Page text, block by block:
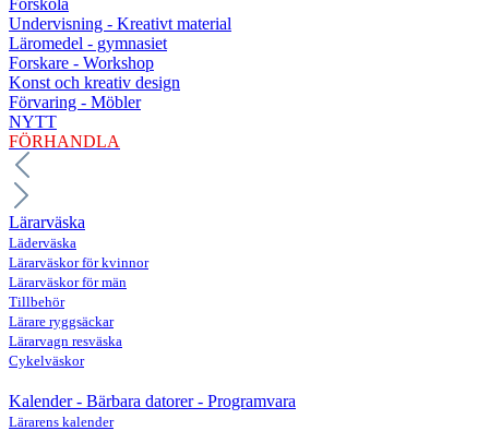
Undervisning - Kreativt material
Läromedel - gymnasiet
Forskare - Workshop
Konst och kreativ design
Förvaring - Möbler
NYTT
FÖRHANDLA
Lärarväska
Läderväska
Lärarväskor för kvinnor
Lärarväskor för män
Tillbehör
Lärare ryggsäckar
Lärarvagn resväska
Cykelväskor
Kalender - Bärbara datorer - Programvara
Lärarens kalender